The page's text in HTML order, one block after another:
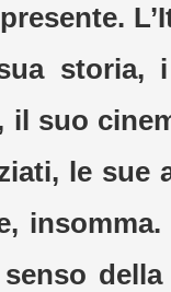
storia,
suo
le sue